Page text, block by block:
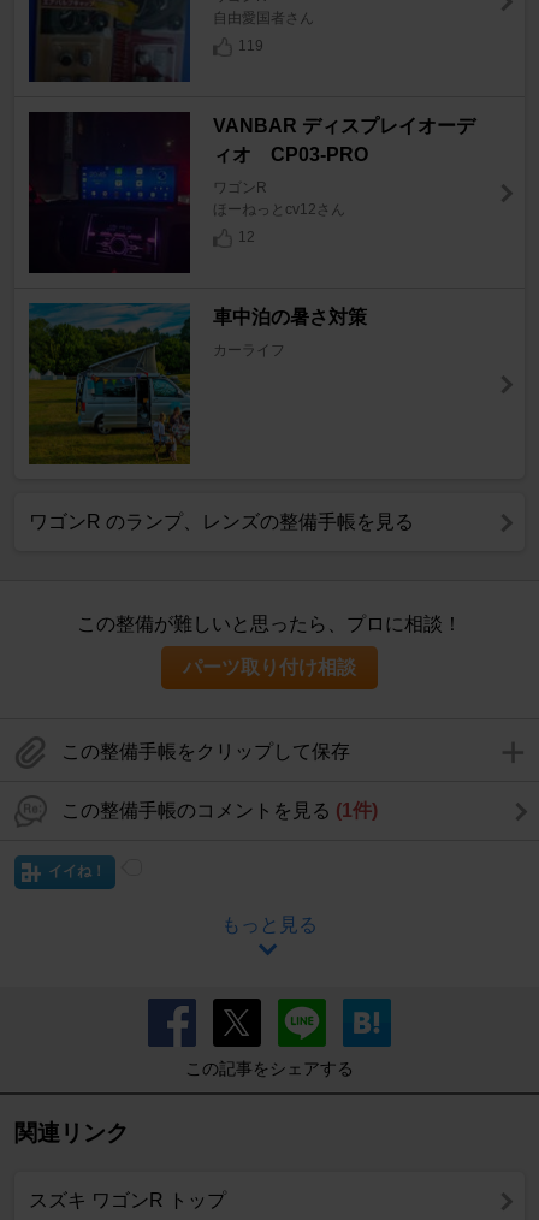
自由愛国者さん
119
VANBAR ディスプレイオーデ
ィオ CP03-PRO
ワゴンR
ほーねっとcv12さん
12
車中泊の暑さ対策
カーライフ
ワゴンR のランプ、レンズの整備手帳を見る
この整備が難しいと思ったら、プロに相談！
パーツ取り付け相談
この整備手帳をクリップして保存
この整備手帳のコメントを見る (1件)
イイね！
もっと見る
この記事をシェアする
関連リンク
スズキ ワゴンR トップ